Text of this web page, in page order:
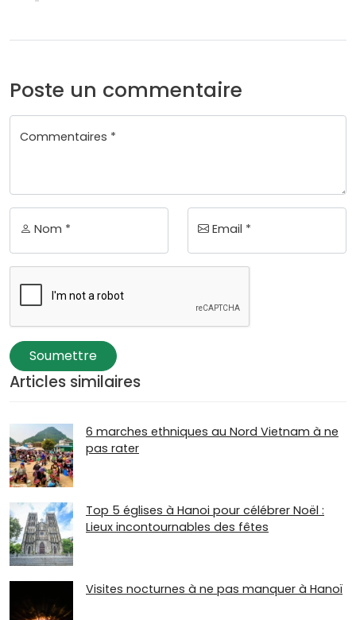
Poste un commentaire
Commentaires *
Nom * Email *
Soumettre
Articles similaires
6 marches ethniques au Nord Vietnam à ne
pas rater
Top 5 églises à Hanoi pour célébrer Noël :
Lieux incontournables des fêtes
Visites nocturnes à ne pas manquer à Hanoï